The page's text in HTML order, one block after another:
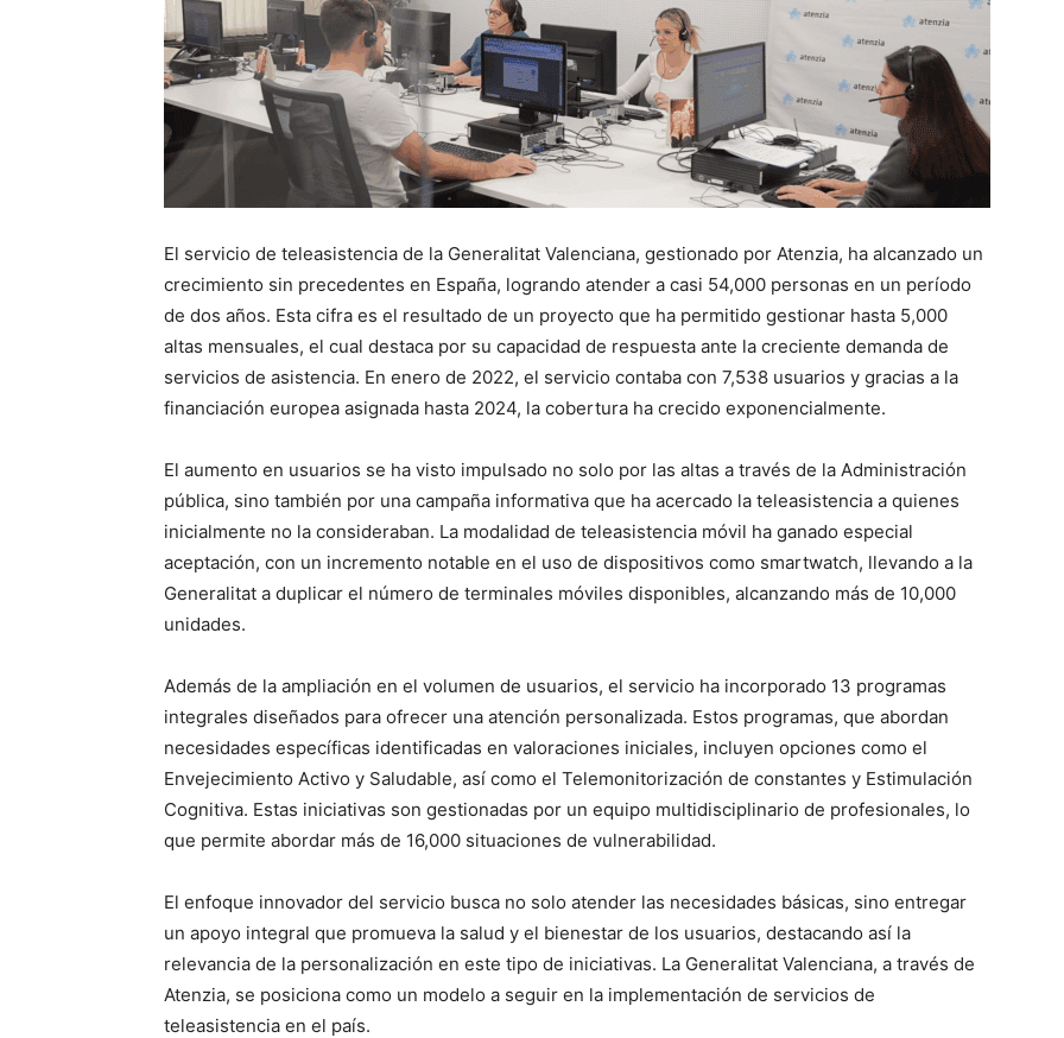
El servicio de teleasistencia de la Generalitat Valenciana, gestionado por Atenzia, ha alcanzado un
crecimiento sin precedentes en España, logrando atender a casi 54,000 personas en un período
de dos años. Esta cifra es el resultado de un proyecto que ha permitido gestionar hasta 5,000
altas mensuales, el cual destaca por su capacidad de respuesta ante la creciente demanda de
servicios de asistencia. En enero de 2022, el servicio contaba con 7,538 usuarios y gracias a la
financiación europea asignada hasta 2024, la cobertura ha crecido exponencialmente.
El aumento en usuarios se ha visto impulsado no solo por las altas a través de la Administración
pública, sino también por una campaña informativa que ha acercado la teleasistencia a quienes
inicialmente no la consideraban. La modalidad de teleasistencia móvil ha ganado especial
aceptación, con un incremento notable en el uso de dispositivos como smartwatch, llevando a la
Generalitat a duplicar el número de terminales móviles disponibles, alcanzando más de 10,000
unidades.
Además de la ampliación en el volumen de usuarios, el servicio ha incorporado 13 programas
integrales diseñados para ofrecer una atención personalizada. Estos programas, que abordan
necesidades específicas identificadas en valoraciones iniciales, incluyen opciones como el
Envejecimiento Activo y Saludable, así como el Telemonitorización de constantes y Estimulación
Cognitiva. Estas iniciativas son gestionadas por un equipo multidisciplinario de profesionales, lo
que permite abordar más de 16,000 situaciones de vulnerabilidad.
El enfoque innovador del servicio busca no solo atender las necesidades básicas, sino entregar
un apoyo integral que promueva la salud y el bienestar de los usuarios, destacando así la
relevancia de la personalización en este tipo de iniciativas. La Generalitat Valenciana, a través de
Atenzia, se posiciona como un modelo a seguir en la implementación de servicios de
teleasistencia en el país.